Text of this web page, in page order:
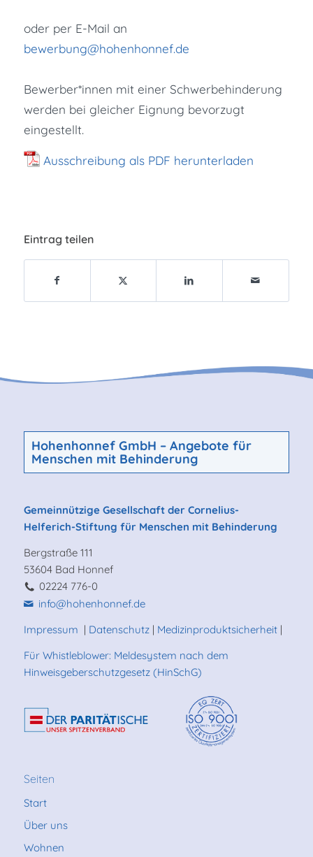
oder per E-Mail an
bewerbung@hohenhonnef.de
Bewerber*innen mit einer Schwerbehinderung
werden bei gleicher Eignung bevorzugt
eingestellt.
Ausschreibung als PDF herunterladen
Eintrag teilen
Hohenhonnef GmbH –Angebote für
Menschen mit Behinderung
Gemeinnützige Gesellschaft der Cornelius-
Helferich-Stiftung für Menschen mit Behinderung
Bergstraße 111
53604 Bad Honnef
02224 776-0
info@hohenhonnef.de
Impressum | Datenschutz| Medizinproduktsicherheit|
Für Whistleblower: Meldesystem nach dem
Hinweisgeberschutzgesetz (HinSchG)
Seiten
Start
Über uns
Wohnen